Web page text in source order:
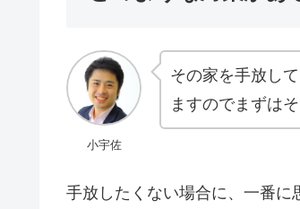
小宇佐
その家を手放し
ますのでまずは
手放したくない場合に、一番に